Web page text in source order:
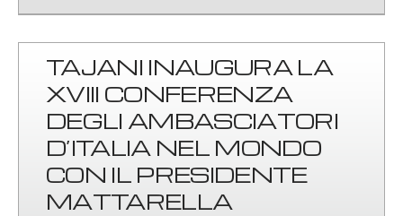
TAJANI INAUGURA LA
XVIII CONFERENZA
DEGLI AMBASCIATORI
D’ITALIA NEL MONDO
CON IL PRESIDENTE
MATTARELLA